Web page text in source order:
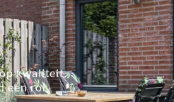
kwaliteit.
een rol